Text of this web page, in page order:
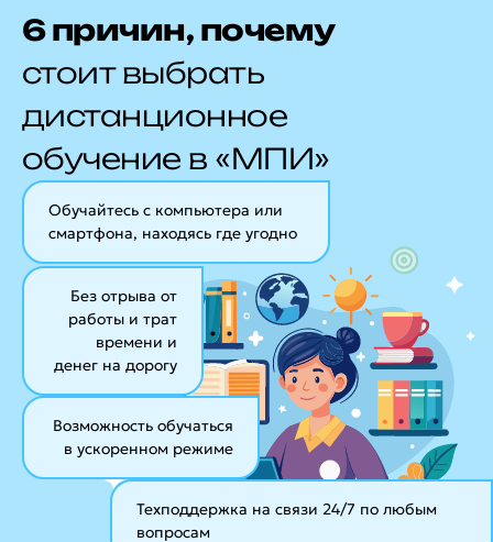
6 причин, почему
стоит выбрать
дистанционное
обучение в «МПИ»
Обучайтесь с компьютера или
смартфона, находясь где угодно
Возможность обучаться
в ускоренном режиме
Без отрыва от
работы и трат
времени и
денег на дорогу
Техподдержка на связи 24/7 по любым
вопросам